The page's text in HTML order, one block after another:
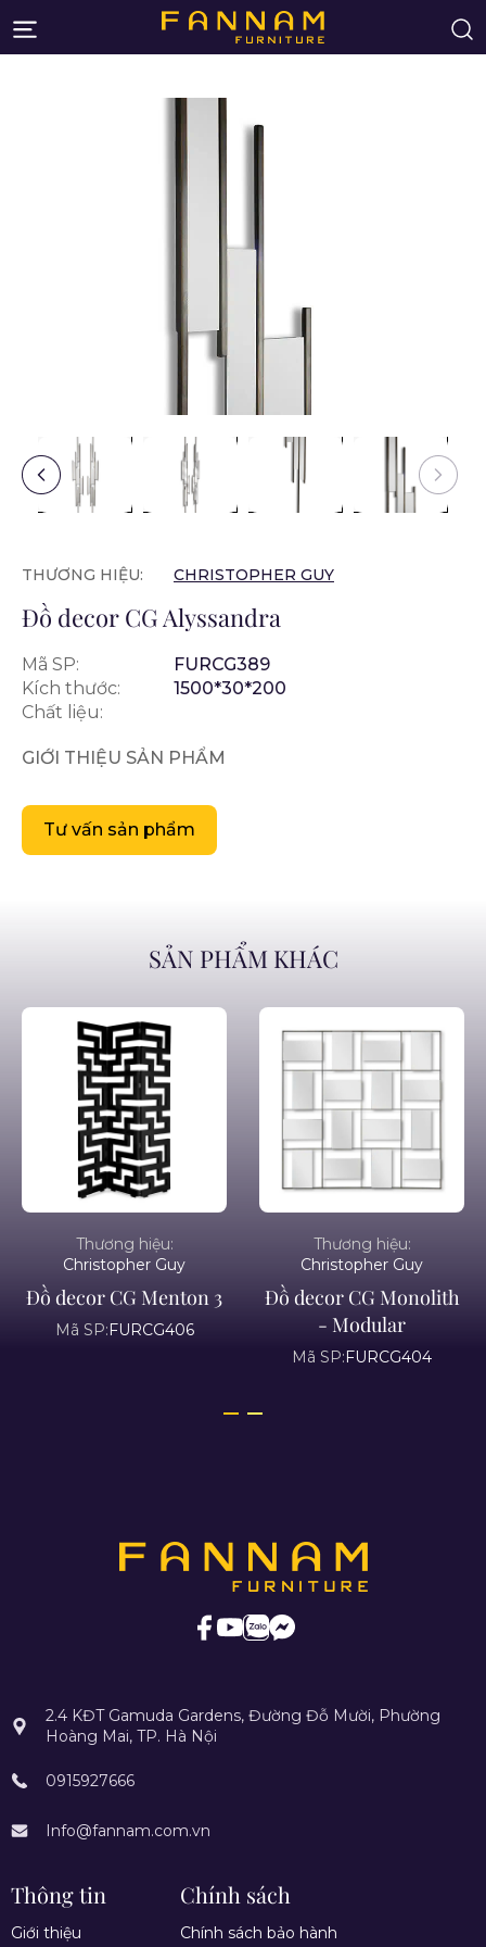
THƯƠNG HIỆU: CHRISTOPHER GUY
Đồ decor CG Alyssandra
Mã SP:
FURCG389
Kích thước:
1500*30*200
Chất liệu:
GIỚI THIỆU SẢN PHẨM
Tư vấn sản phẩm
SẢN PHẨM KHÁC
Thương hiệu:
Christopher Guy
Đồ decor CG Menton 3
Mã SP:FURCG406
Thương hiệu:
Christopher Guy
Đồ decor CG Monolith
- Modular
Mã SP:FURCG404
2.4 KĐT Gamuda Gardens, Đường Đỗ Mười, Phường
Hoàng Mai, TP. Hà Nội
0915927666
Info@fannam.com.vn
Thông tin
Giới thiệu
Chính sách
Chính sách bảo hành